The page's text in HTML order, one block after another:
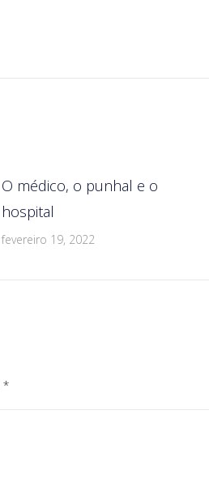
O médico, o punhal e o
hospital
fevereiro 19, 2022
*